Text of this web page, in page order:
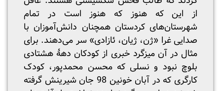
از این که هنوز که هنوز است در تمام
شهرستان‌های کردستان همچنان دانش‌آموزان با
صدایی غرا «ژن، ژیان، ئازادی» سر می‌دهند. برای
مثال در آن میزگرد خبری از کودکان دهۀ هشتادی
بلوچ نبود و نسلی که محسن محمدپور، کودک
کارگری که در آبان خونین 98 جان شیرینش گرفته